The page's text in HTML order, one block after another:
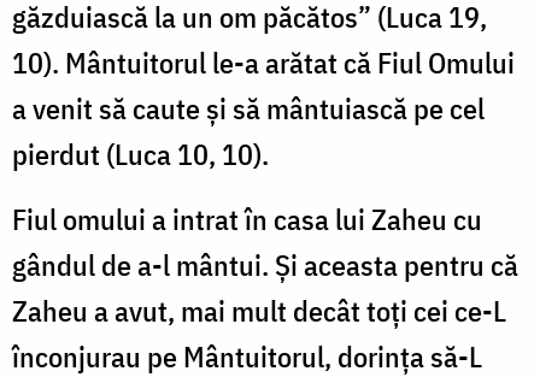
găzduiască la un om păcătos” (Luca 19,
10). Mântuitorul le-a arătat că Fiul Omului
a venit să caute şi să mântuiască pe cel
pierdut (Luca 10, 10).
Fiul omului a intrat în casa lui Zaheu cu
gândul de a-l mântui. Şi aceasta pentru că
Zaheu a avut, mai mult decât toţi cei ce-L
înconjurau pe Mântuitorul, dorinţa să-L